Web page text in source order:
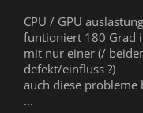
CPU / GPU
funtioniert 180 Grad
mit nur einer (/
defekt/einfluss ?)
auch diese probleme
...